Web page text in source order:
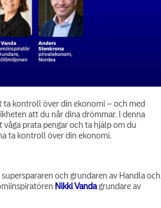
kontroll över din ekonomi – och med
att du når dina drömmar. I denna
prata pengar och ta hjälp om du
ta kontroll över din ekonomi.
och grundaren av Handla och
Nikki Vandagrundare av